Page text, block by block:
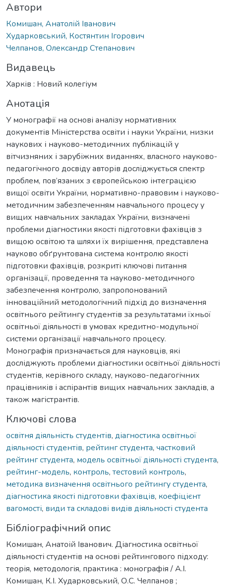
Автори
Комишан, Анатолій Іванович
Хударковський, Костянтин Ігорович
Челпанов, Олександр Степанович
Видавець
Харків : Новий колегіум
Анотація
У монографії на основі аналізу нормативних
документів Міністерства освіти і науки України, низки
наукових і науково-методичних публікацій у
вітчизняних і зарубіжних виданнях, власного науково-
педагогічного досвіду авторів досліджується спектр
проблем, пов’язаних з європейською інтеграцією
вищої освіти України, нормативно-правовим і науково-
методичним забезпеченням навчального процесу у
вищих навчальних закладах України, визначені
проблеми діагностики якості підготовки фахівців з
вищою освітою та шляхи їх вирішення, представлена
науково обґрунтована система контролю якості
підготовки фахівців, розкриті ключові питання
організації, проведення та науково-методичного
забезпечення контролю, запропонований
інноваційний методологічний підхід до визначення
освітнього рейтингу студентів за результатами їхньої
освітньої діяльності в умовах кредитно-модульної
системи організації навчального процесу.
Монографія призначається для науковців, які
досліджують проблеми діагностики освітньої діяльності
студентів, керівного складу, науково-педагогічних
працівників і аспірантів вищих навчальних закладів, а
також магістрантів.
Ключові слова
освітня діяльність студентів, діагностика освітньої
діяльності студентів, рейтинг студента, частковий
рейтинг студента, модель освітньої діяльності студента,
рейтинг-модель, контроль, тестовий контроль,
методика визначення освітнього рейтингу студента,
діагностика якості підготовки фахівців, коефіцієнт
вагомості, види та складові видів діяльності студента
Бібліографічний опис
Комишан, Анатоій Іванович. Діагностика освітньої
діяльності студентів на основі рейтингового підходу:
теорія, методологія, практика : монографія / А.І.
Комишан, К.І. Хударковський, О.С. Челпанов ;